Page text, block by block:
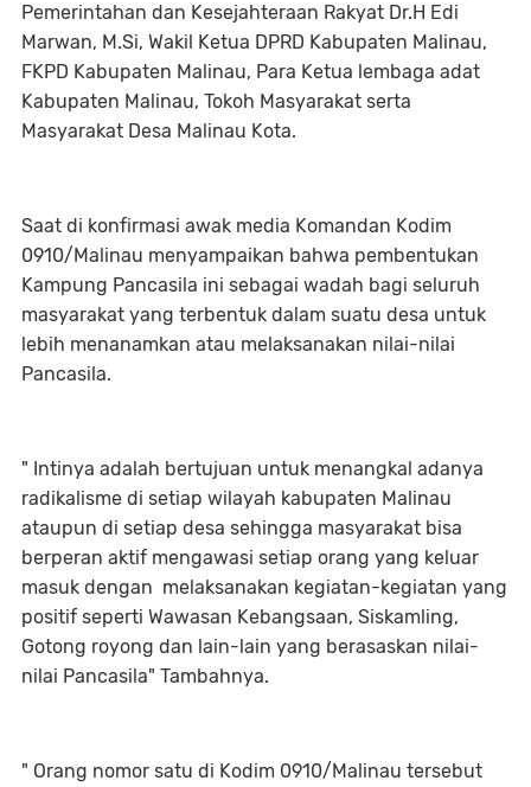
Pemerintahan dan Kesejahteraan Rakyat Dr.H Edi
Marwan, M.Si, Wakil Ketua DPRD Kabupaten Malinau,
FKPD Kabupaten Malinau, Para Ketua lembaga adat
Kabupaten Malinau, Tokoh Masyarakat serta
Masyarakat Desa Malinau Kota.
Saat di konfirmasi awak media Komandan Kodim
0910/Malinau menyampaikan bahwa pembentukan
Kampung Pancasila ini sebagai wadah bagi seluruh
masyarakat yang terbentuk dalam suatu desa untuk
lebih menanamkan atau melaksanakan nilai-nilai
Pancasila.
" Intinya adalah bertujuan untuk menangkal adanya
radikalisme di setiap wilayah kabupaten Malinau
ataupun di setiap desa sehingga masyarakat bisa
berperan aktif mengawasi setiap orang yang keluar
masuk dengan melaksanakan kegiatan-kegiatan yang
positif seperti Wawasan Kebangsaan, Siskamling,
Gotong royong dan lain-lain yang berasaskan nilai-
nilai Pancasila" Tambahnya.
" Orang nomor satu di Kodim 0910/Malinau tersebut